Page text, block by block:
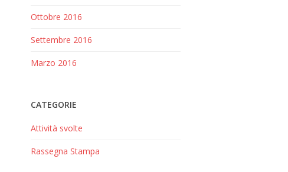
Ottobre 2016
Settembre 2016
Marzo 2016
CATEGORIE
Attività svolte
Rassegna Stampa